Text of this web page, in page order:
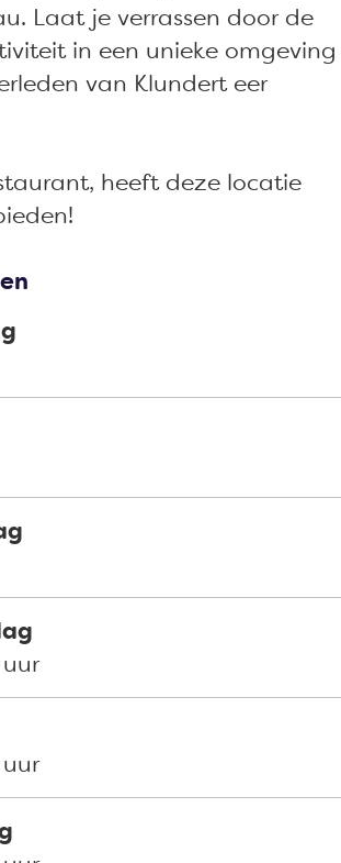
e
r
t
Laat je verrassen door de
in een unieke omgeving
van Klundert eer
heeft deze locatie